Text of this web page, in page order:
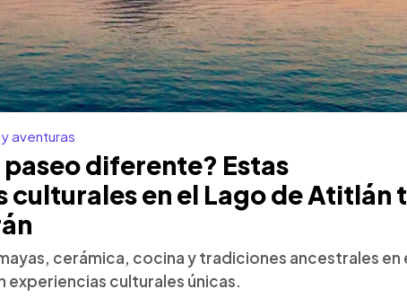
aventuras
paseo diferente? Estas
culturales en el Lago de Atitlán
cerámica, cocina y tradiciones ancestrales en
experiencias culturales únicas.